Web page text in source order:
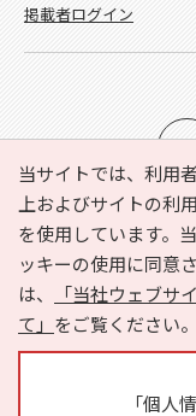
当サイトでは、利用
上およびサイトの利
を使用しています。
ッキーの使用に同意
は、
「当社ウェブサ
て」 をご覧ください。
「個人
e-NAVITA（イーナ
利用規約
個人
サイトマップ
掲載者ログイン